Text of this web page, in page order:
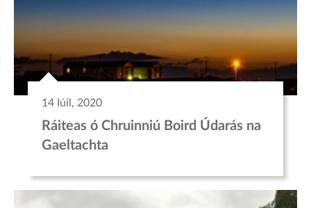
14 Iúil, 2020
Ráiteas ó Chruinniú Boird Údarás na
Gaeltachta